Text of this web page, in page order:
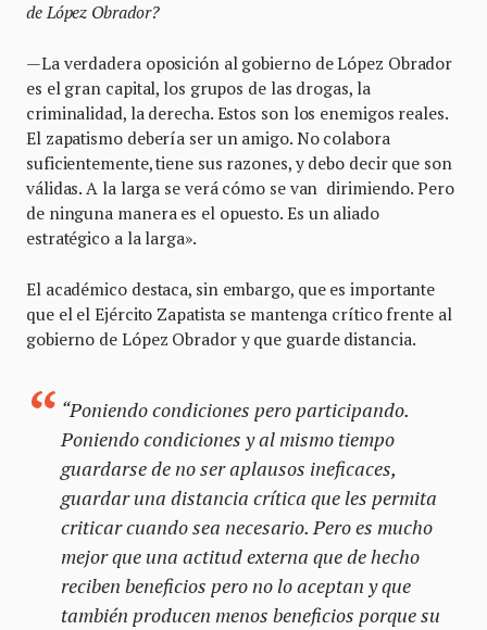
de López Obrador?
—La verdadera oposición al gobierno de López Obrador
es el gran capital, los grupos de las drogas, la
criminalidad, la derecha. Estos son los enemigos reales.
El zapatismo debería ser un amigo. No colabora
suficientemente, tiene sus razones, y debo decir que son
válidas. A la larga se verá cómo se van dirimiendo. Pero
de ninguna manera es el opuesto. Es un aliado
estratégico a la larga».
El académico destaca, sin embargo, que es importante
que el el Ejército Zapatista se mantenga crítico frente al
gobierno de López Obrador y que guarde distancia.
“Poniendo condiciones pero participando.
Poniendo condiciones y al mismo tiempo
guardarse de no ser aplausos ineficaces,
guardar una distancia crítica que les permita
criticar cuando sea necesario. Pero es mucho
mejor que una actitud externa que de hecho
reciben beneficios pero no lo aceptan y que
también producen menos beneficios porque su